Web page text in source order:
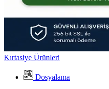
Kırtasiye Ürünleri
Dosyalama